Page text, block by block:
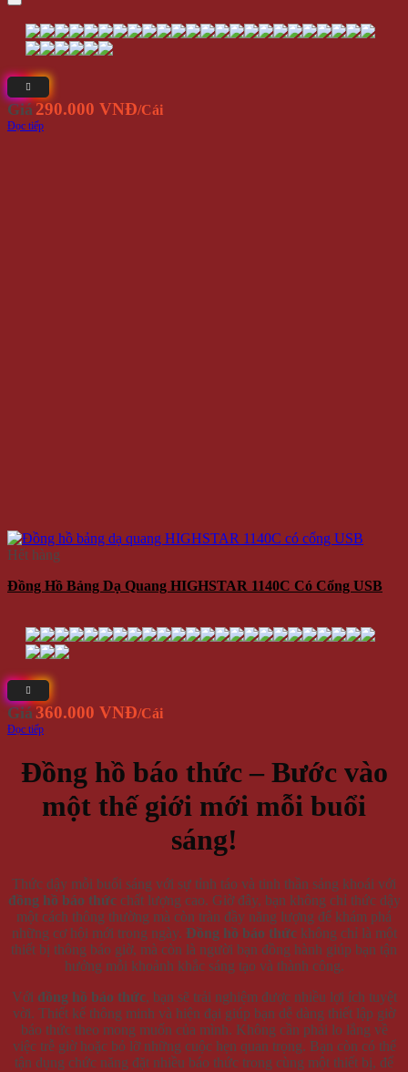
Giá290.000 VNĐ/Cái
Đọc tiếp
Hết hàng
Đồng Hồ Bảng Dạ Quang HIGHSTAR 1140C Có Cổng USB
Giá360.000 VNĐ/Cái
Đọc tiếp
Đồng hồ báo thức – Bước vào
một thế giới mới mỗi buổi
sáng!
Thức dậy mỗi buổi sáng với sự tỉnh táo và tinh thần sảng khoái với
đồng hồ báo thứcchất lượng cao. Giờ đây, bạn không chỉ thức dậy
một cách thông thường mà còn tràn đầy năng lượng để khám phá
những cơ hội mới trong ngày. Đồng hồ báo thứckhông chỉ là một
thiết bị thông báo giờ, mà còn là người bạn đồng hành giúp bạn tận
hưởng mỗi khoảnh khắc sáng tạo và thành công.
Với đồng hồ báo thức, bạn sẽ trải nghiệm được nhiều lợi ích tuyệt
vời. Thiết kế thông minh và hiện đại giúp bạn dễ dàng thiết lập giờ
báo thức theo mong muốn của mình. Không cần phải lo lắng về
việc trễ giờ hoặc bỏ lỡ những cuộc hẹn quan trọng. Bạn còn có thể
tận dụng chức năng đặt nhiều báo thức trong cùng một thiết bị, để